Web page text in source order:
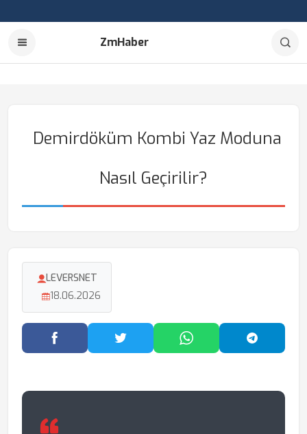
ZmHaber
Demirdöküm Kombi Yaz Moduna
Nasıl Geçirilir?
LEVERSNET
18.06.2026
Facebook'ta PaylaşTwitter'da PaylaşWhatsApp'ta Paylaş